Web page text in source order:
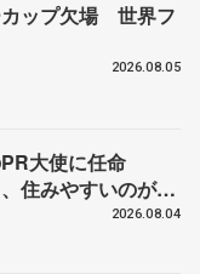
ップ欠場 世界フ
2026.08.05
大使に任命
住みやすいのが魅
2026.08.04